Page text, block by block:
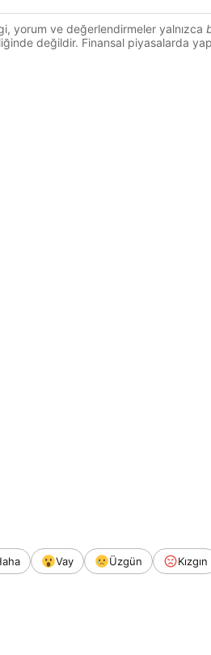
yorum ve değerlendirmeler yalnızca
değildir. Finansal piyasalarda
Vay Üzgün Kızgın